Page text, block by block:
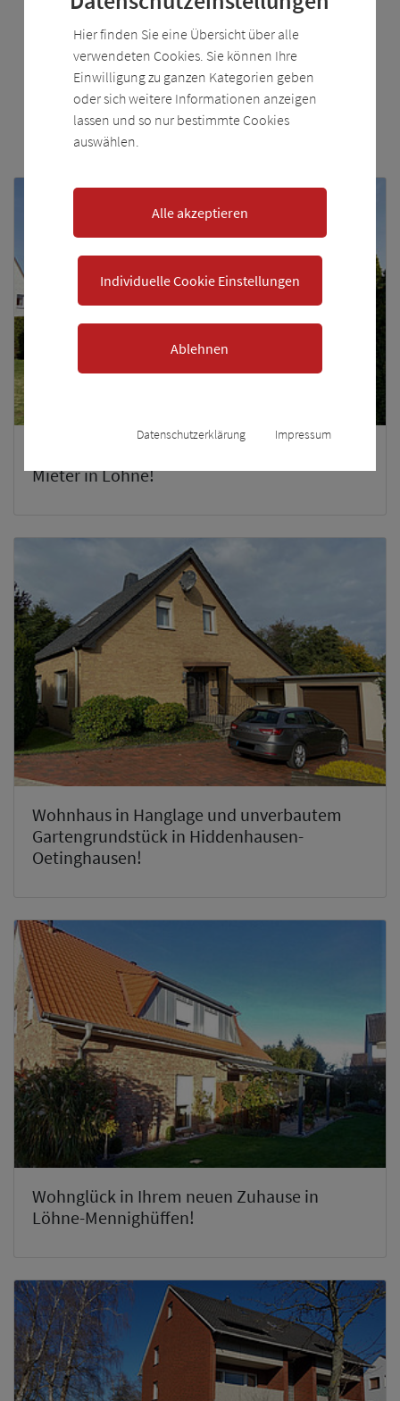
Hier finden Sie eine Übersicht über alle
verwendeten Cookies. Sie können Ihre
Einwilligung zu ganzen Kategorien geben
oder sich weitere Informationen anzeigen
lassen und so nur bestimmte Cookies
auswählen.
Alle akzeptieren
Individuelle Cookie Einstellungen
Ablehnen
Datenschutzerklärung Impressum
Referenzen Verkauf
Hier finden Sie eine kleine Auswahl von
unseren verkauften Immobilien und
Grundstücken.
Mieter in Löhne!
Wohnhaus in Hanglage und unverbautem
Gartengrundstück in Hiddenhausen-
Oetinghausen!
Wohnglück in Ihrem neuen Zuhause in
Löhne-Mennighüffen!